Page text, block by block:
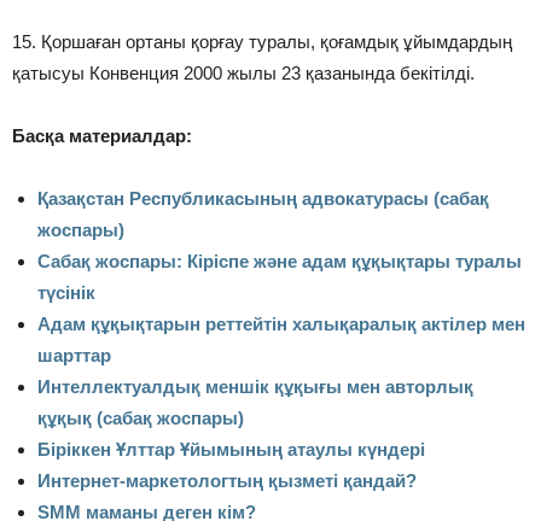
15. Қоршаған ортаны қорғау туралы, қоғамдық ұйымдардың
қатысуы Конвенция 2000 жылы 23 қазанында бекітілді.
Басқа материалдар:
Қазақстан Республикасының адвокатурасы (сабақ
жоспары)
Сабақ жоспары: Кіріспе және адам құқықтары туралы
түсінік
Адам құқықтарын реттейтін халықаралық актілер мен
шарттар
Интеллектуалдық меншік құқығы мен авторлық
құқық (сабақ жоспары)
Біріккен Ұлттар Ұйымының атаулы күндері
Интернет-маркетологтың қызметі қандай?
SMM маманы деген кім?